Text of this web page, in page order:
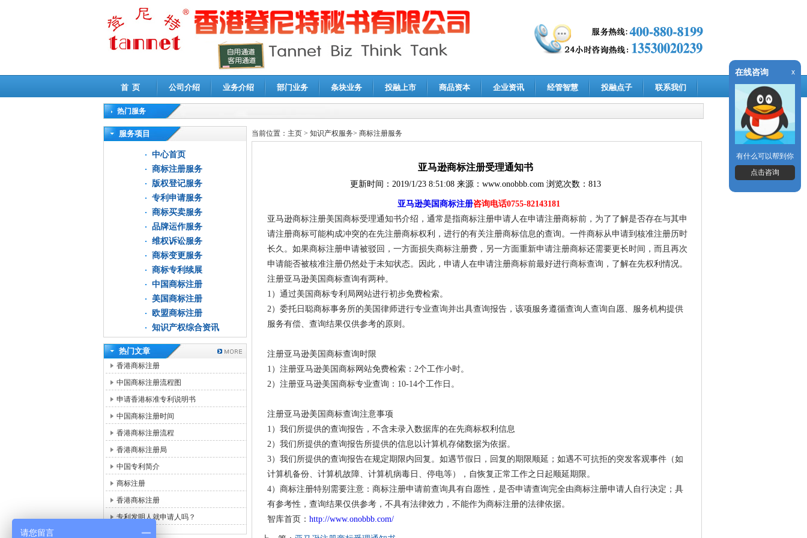
首 页 公司介绍 业务介绍 部门业务 条块业务 投融上市 商品资本 企业资讯 经管智慧 投融点子 联系我们
热门服务
高新技术企业认定审计|企业所得税汇算清缴申报鉴证
服务项目
中心首页
商标注册服务
版权登记服务
专利申请服务
商标买卖服务
品牌运作服务
维权诉讼服务
商标变更服务
商标专利续展
中国商标注册
美国商标注册
欧盟商标注册
知识产权综合资讯
热门文章
香港商标注册
中国商标注册流程图
申请香港标准专利说明书
中国商标注册时间
香港商标注册流程
香港商标注册局
中国专利简介
商标注册
香港商标注册
专利发明人就申请人吗？
当前位置： 主页 > 知识产权服务> 商标注册服务
亚马逊商标注册受理通知书
更新时间： 2019/1/23 8:51:08来源： www.onobbb.com浏览次数：813
亚马逊美国商标注册咨询电话0755-82143181
亚马逊商标注册美国商标受理通知书介绍，通常是指商标注册申请人在申请注册商标前，为了了解是否存在与其申
请注册商标可能构成冲突的在先注册商标权利，进行的有关注册商标信息的查询。一件商标从申请到核准注册历时
长久。如果商标注册申请被驳回，一方面损失商标注册费，另一方面重新申请注册商标还需要更长时间，而且再次
申请能否被核准注册仍然处于未知状态。因此，申请人在申请注册商标前最好进行商标查询，了解在先权利情况。
注册亚马逊美国商标查询有两种。
1）通过美国商标专利局网站进行初步免费检索。
2）委托日聪商标事务所的美国律师进行专业查询并出具查询报告，该项服务遵循查询人查询自愿、服务机构提供
服务有偿、查询结果仅供参考的原则。
注册亚马逊美国商标查询时限
1）注册亚马逊美国商标网站免费检索：2个工作小时。
2）注册亚马逊美国商标专业查询：10-14个工作日。
注册亚马逊美国商标查询注意事项
1）我们所提供的查询报告，不含未录入数据库的在先商标权利信息
2）我们所提供的查询报告所提供的信息以计算机存储数据为依据。
3）我们所提供的查询报告在规定期限内回复。如遇节假日，回复的期限顺延；如遇不可抗拒的突发客观事件（如
计算机备份、计算机故障、计算机病毒日、停电等），自恢复正常工作之日起顺延期限。
4）商标注册特别需要注意：商标注册申请前查询具有自愿性，是否申请查询完全由商标注册申请人自行决定；具
有参考性，查询结果仅供参考，不具有法律效力，不能作为商标注册的法律依据。
智库首页： http://www.onobbb.com/
在线咨询 x
有什么可以帮到你
点击咨询
请您留言